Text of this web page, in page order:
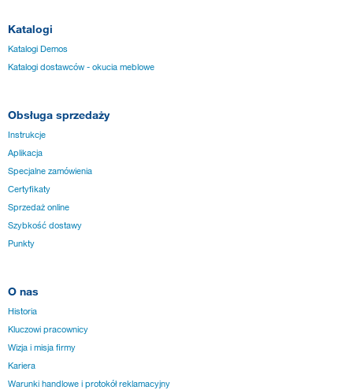
Katalogi
Katalogi Demos
Katalogi dostawców - okucia meblowe
Obsługa sprzedaży
Instrukcje
Aplikacja
Specjalne zamówienia
Certyfikaty
Sprzedaż online
Szybkość dostawy
Punkty
O nas
Historia
Kluczowi pracownicy
Wizja i misja firmy
Kariera
Warunki handlowe i protokół reklamacyjny